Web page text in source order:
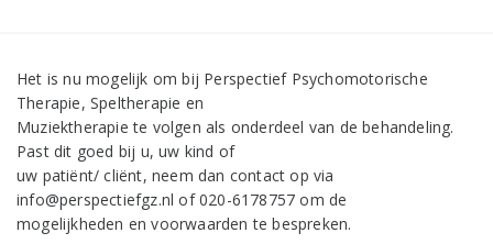
Het is nu mogelijk om bij Perspectief Psychomotorische
Therapie, Speltherapie en
Muziektherapie te volgen als onderdeel van de behandeling.
Past dit goed bij u, uw kind of
uw patiënt/ cliënt, neem dan contact op via
info@perspectiefgz.nl of 020-6178757 om de
mogelijkheden en voorwaarden te bespreken.